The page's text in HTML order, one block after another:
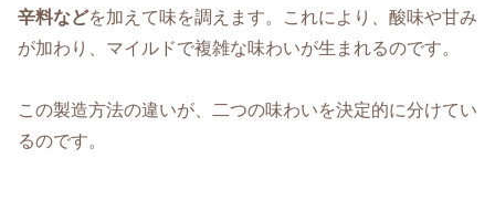
辛料などを加えて味を調えます。これにより、酸味や甘み
が加わり、マイルドで複雑な味わいが生まれるのです。
この製造方法の違いが、二つの味わいを決定的に分けてい
るのです。